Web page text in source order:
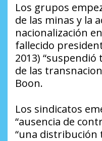
Los grupos
de las minas y la
nacionalización
fallecido
2013) “suspendió
de las
Boon.
Los sindicatos
“ausencia de
“una